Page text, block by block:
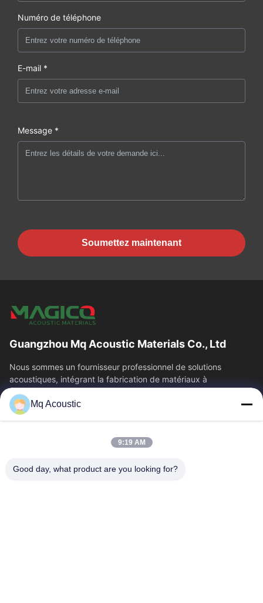
Numéro de téléphone
E-mail *
Message *
Soumettez maintenant
Guangzhou Mq Acoustic Materials Co., Ltd
Nous sommes un fournisseur professionnel de solutions
acoustiques, intégrant la fabrication de matériaux à
l'acoustique architecturale. Nous sommes...
Liens Rapides
À Propos De Nous
Visite De L'usine
Contrôle De La Qualité
Mq Acoustic
9:19 AM
Good day, what product are you looking for?